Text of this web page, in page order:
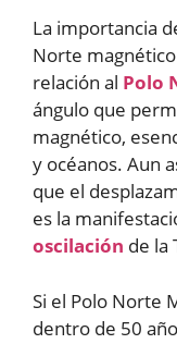
La importancia
Norte
relación al Polo
ángulo que
magnético,
y océanos. Aun
que el
es la
oscilación de la
Si el Polo Norte
dentro de 50